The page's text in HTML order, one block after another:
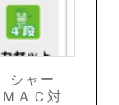
ャー
ＡＣ対